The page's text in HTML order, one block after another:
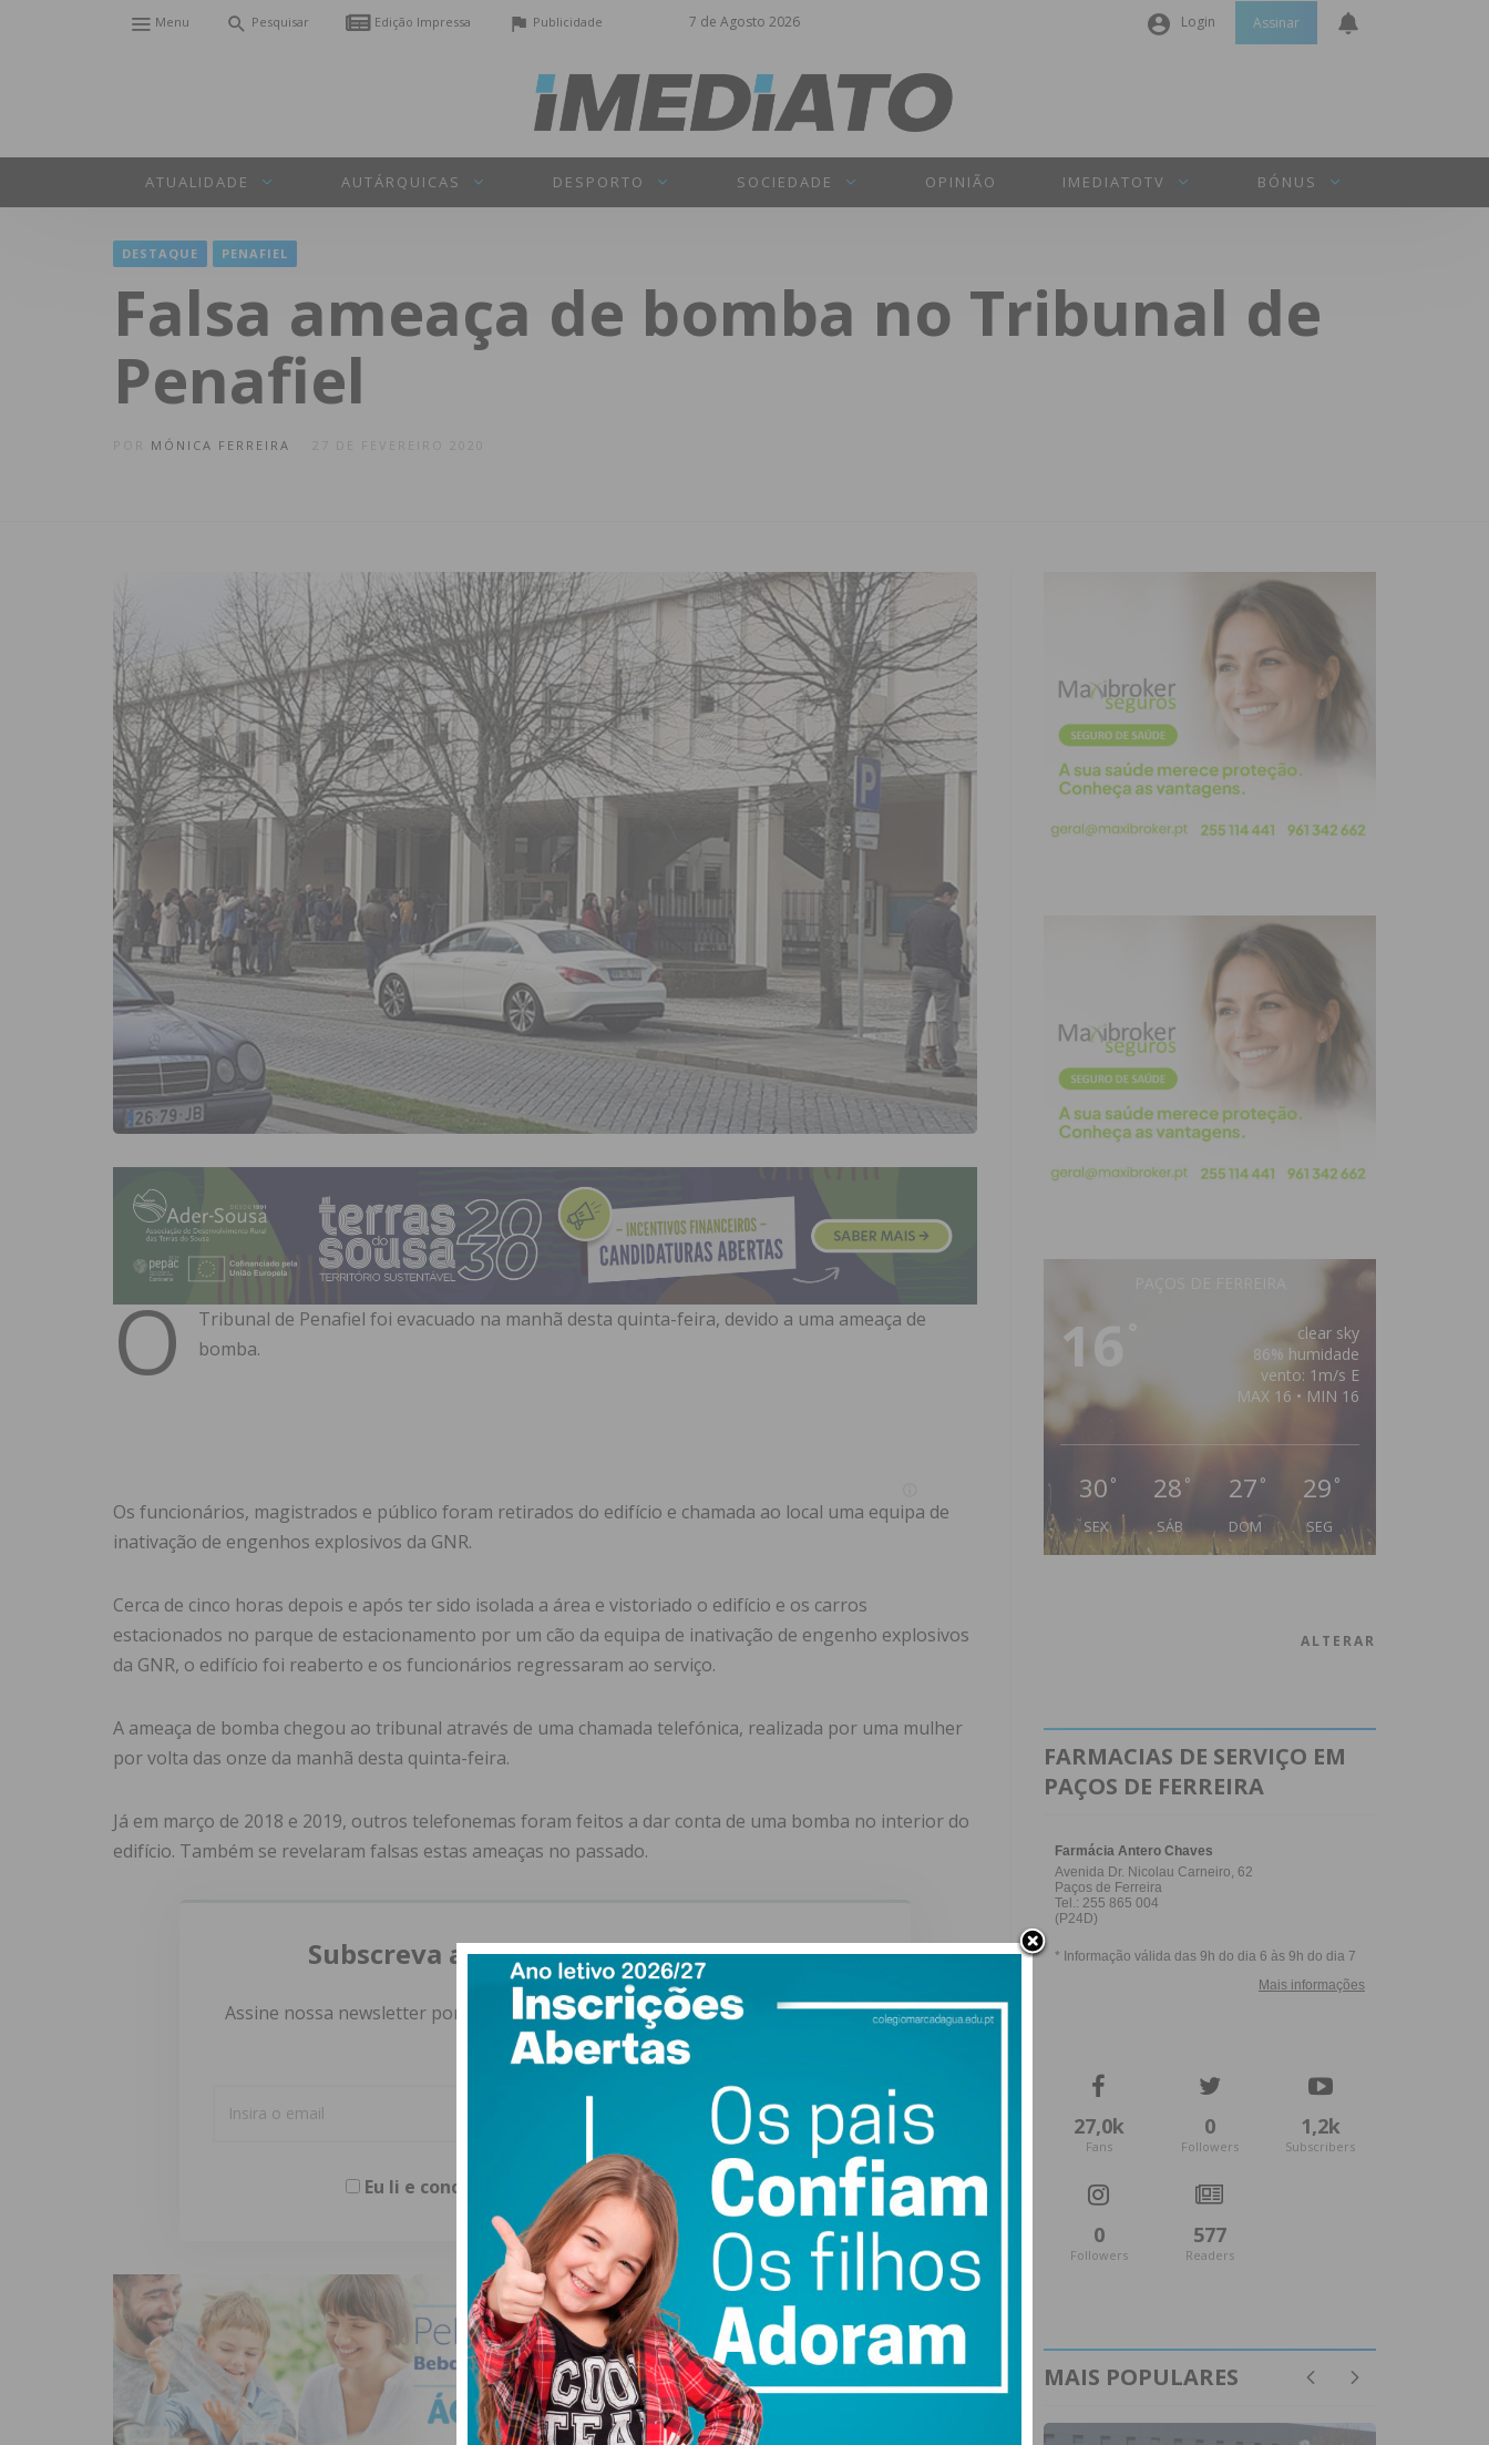
7 de Agosto 2026
Menu Pesquisar Edição Impressa Publicidade Login
Senha
INICIAR SESSÃO
Assinar
ATUALIDADE AUTÁRQUICAS DESPORTO SOCIEDADE OPINIÃO IMEDIATOTV BÓNUS
DESTAQUE PENAFIEL
Falsa ameaça de bomba no Tribunal de
Penafiel
MÓNICA FERREIRA 27 DE FEVEREIRO 2020
O
Tribunal de Penafiel foi evacuado na manhã desta quinta-feira, devido a uma ameaça de
bomba.
Os funcionários, magistrados e público foram retirados do edifício e chamada ao local uma equipa de
inativação de engenhos explosivos da GNR.
Cerca de cinco horas depois e após ter sido isolada a área e vistoriado o edifício e os carros
estacionados no parque de estacionamento por um cão da equipa de inativação de engenho explosivos
da GNR, o edifício foi reaberto e os funcionários regressaram ao serviço.
A ameaça de bomba chegou ao tribunal através de uma chamada telefónica, realizada por uma mulher
por volta das onze da manhã desta quinta-feira.
Já em março de 2018 e 2019, outros telefonemas foram feitos a dar conta de uma bomba no interior do
edifício. Também se revelaram falsas estas ameaças no passado.
Subscreva a newsletter do Imediato
Assine nossa newsletter por e-mail e obtenha de forma regular a informação
atualizada.
Eu li e concordo com ostermos e condições
16
clear sky
86% humidade
vento: 1m/s E
MAX 16 • MIN 16
30 °
SEX
28 °
SÁB
27 °
DOM
29 °
SEG
ALTERAR
FARMACIAS DE SERVIÇO EM
PAÇOS DE FERREIRA
27,0k
Fans
0
Followers
1,2k
Subscribers
0
Followers
577
Readers
MAIS POPULARES